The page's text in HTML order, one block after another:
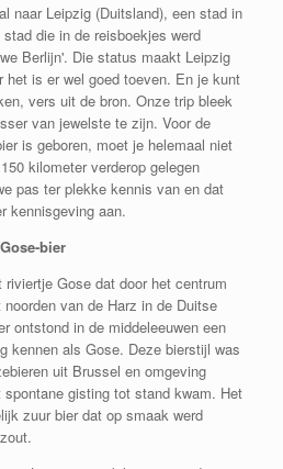
naar Leipzig (Duitsland), een stad in
die in de reisboekjes werd
Berlijn'. Die status maakt Leipzig
het is er wel goed toeven. En je kunt
vers uit de bron. Onze trip bleek
van jewelste te zijn. Voor de
is geboren, moet je helemaal niet
kilometer verderop gelegen
pas ter plekke kennis van en dat
kennisgeving aan.
bier
Gose dat door het centrum
van de Harz in de Duitse
ontstond in de middeleeuwen een
kennen als Gose. Deze bierstijl was
uit Brussel en omgeving
gisting tot stand kwam. Het
zuur bier dat op smaak werd